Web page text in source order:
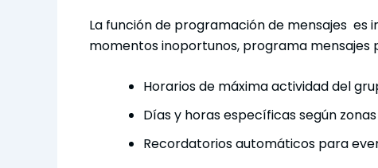
La función de programación de mensajes es
momentos inoportunos, programa mensajes
Horarios de máxima actividad del
Días y horas específicas según
Recordatorios automáticos para